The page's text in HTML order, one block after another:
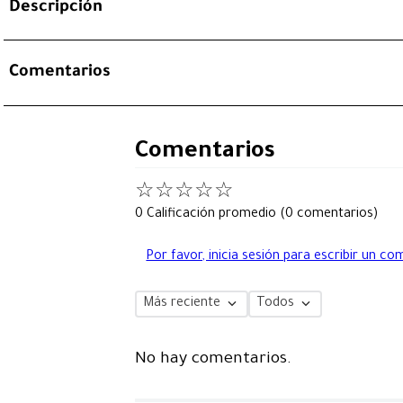
Descripción
Comentarios
Comentarios
☆☆☆☆☆
0 Calificación promedio (0 comentarios)
Por favor, inicia sesión para escribir un
Más reciente Todos
No hay comentarios.